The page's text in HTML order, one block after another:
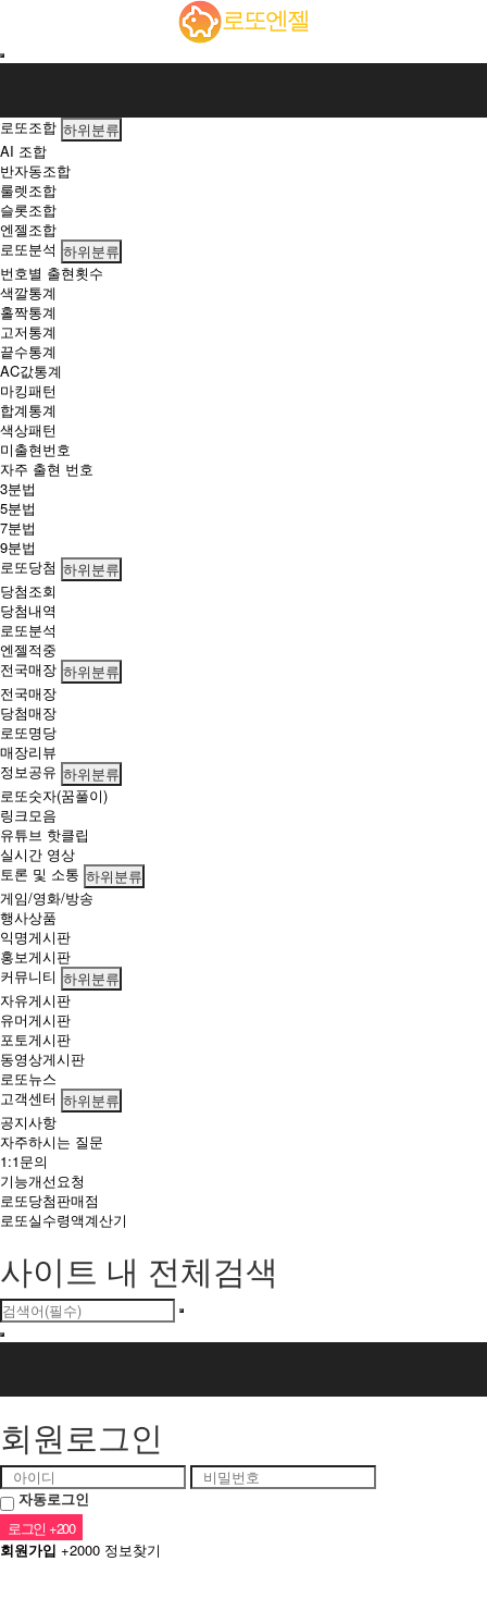
젤
로
또
분
석,
당
첨
번
호
조
회,
번
호
조
합
서
비
스
로
당
첨
확
률
을
높
여
보
세
요!
로또엔젤
로또조합 하위분류
AI 조합
반자동조합
룰렛조합
슬롯조합
엔젤조합
로또분석 하위분류
번호별 출현횟수
색깔통계
홀짝통계
고저통계
끝수통계
AC값통계
마킹패턴
합계통계
색상패턴
미출현번호
자주 출현 번호
3분법
5분법
7분법
9분법
로또당첨 하위분류
당첨조회
당첨내역
로또분석
엔젤적중
전국매장 하위분류
전국매장
당첨매장
로또명당
매장리뷰
정보공유 하위분류
로또숫자(꿈풀이)
링크모음
유튜브 핫클립
실시간 영상
토론 및 소통 하위분류
게임/영화/방송
행사상품
익명게시판
홍보게시판
커뮤니티 하위분류
자유게시판
유머게시판
포토게시판
동영상게시판
로또뉴스
고객센터 하위분류
공지사항
자주하시는 질문
1:1문의
기능개선요청
로또당첨판매점
로또실수령액계산기
사이트 내 전체검색
회원로그인
자동로그인
회원가입 +2000 정보찾기